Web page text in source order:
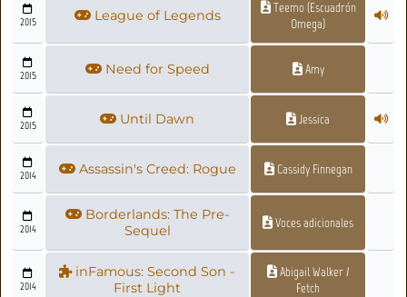
2015 League of Legends
Teemo (Escuadrón
Omega)
2015 Need for Speed Amy
2015 Until Dawn Jessica
2014 Assassin's Creed: Rogue Cassidy Finnegan
2014
Borderlands: The Pre-
Sequel
Voces adicionales
2014
inFamous: Second Son -
First Light
Abigail Walker /
Fetch